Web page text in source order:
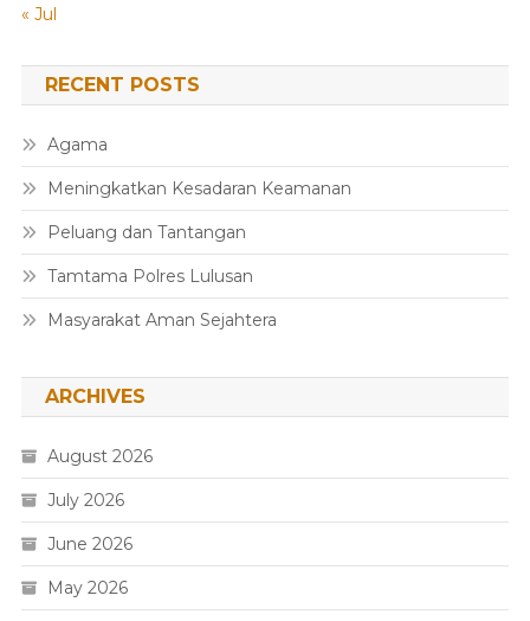
« Jul
RECENT POSTS
Agama
Meningkatkan Kesadaran Keamanan
Peluang dan Tantangan
Tamtama Polres Lulusan
Masyarakat Aman Sejahtera
ARCHIVES
August 2026
July 2026
June 2026
May 2026